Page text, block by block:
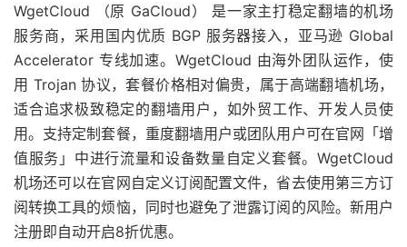
WgetCloud （原 GaCloud） 是一家主打稳定翻墙的机场
服务商，采用国内优质 BGP 服务器接入，亚马逊 Global
Accelerator 专线加速。WgetCloud 由海外团队运作，使
用 Trojan 协议，套餐价格相对偏贵，属于高端翻墙机场，
适合追求极致稳定的翻墙用户，如外贸工作、开发人员使
用。支持定制套餐，重度翻墙用户或团队用户可在官网「增
值服务」中进行流量和设备数量自定义套餐。WgetCloud
机场还可以在官网自定义订阅配置文件，省去使用第三方订
阅转换工具的烦恼，同时也避免了泄露订阅的风险。新用户
注册即自动开启8折优惠。